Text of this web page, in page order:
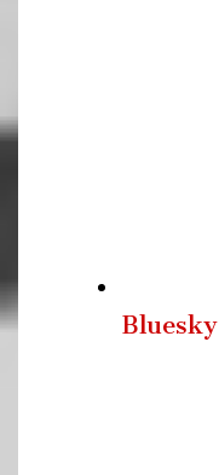
Bluesky